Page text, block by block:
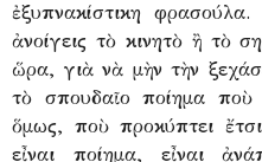
ἐξυπνακίστικη
ἀνοίγεις τὸ κινητὸ ἢ τὸ
ὥρα, γιὰ νὰ μὴν τὴν
τὸ σπουδαῖο ποίημα
ὅμως, ποὺ προκύπτει ἔτσι
εἶναι ποίημα, εἶναι